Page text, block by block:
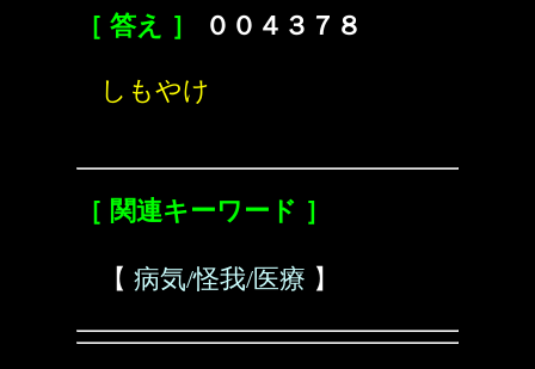
［ 答え ］ ００４３７８
しもやけ
［ 関連キーワード ］
【 病気/怪我/医療 】